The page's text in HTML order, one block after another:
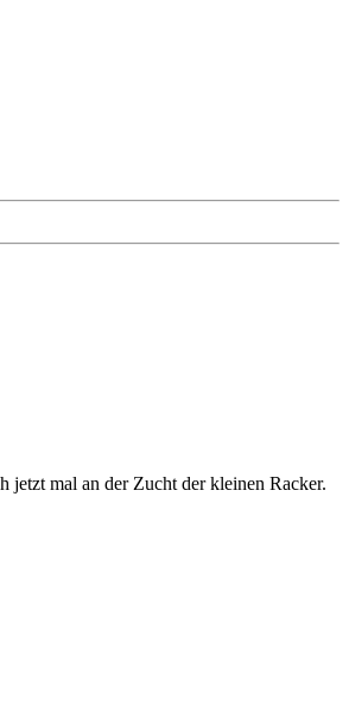
jetzt mal an der Zucht der kleinen Racker.